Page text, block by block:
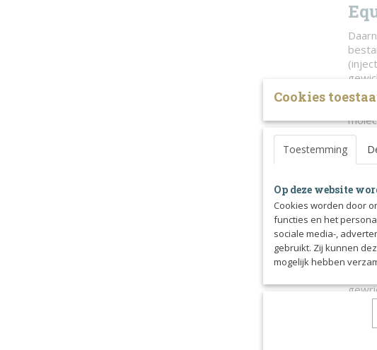
door
Cookies
Toestemming
Op deze website
Cookies worden door
functies en het
sociale media-,
gebruikt. Zij kunnen
mogelijk hebben